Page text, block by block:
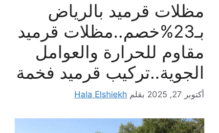
مظلات قرميد بالرياض
بـ23%خصم..مظلات قرميد
مقاوم للحرارة والعوامل
الجوية..تركيب قرميد فخمة
أكتوبر 27, 2025 بقلم Hala Elshiekh